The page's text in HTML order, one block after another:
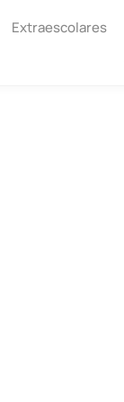
Extraescolares